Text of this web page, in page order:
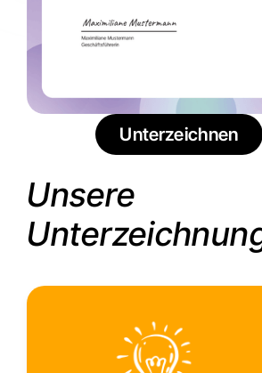
Unterzeichnen
Unsere